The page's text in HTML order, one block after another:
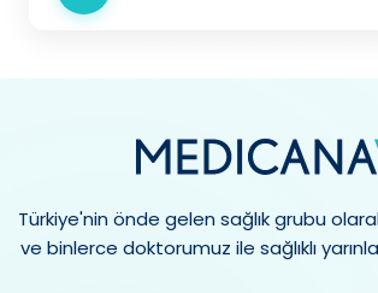
Türkiye'nin önde gelen sağlık grubu
ve binlerce doktorumuz ile sağlıklı